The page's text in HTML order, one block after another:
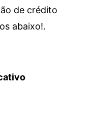
de crédito
abaixo!.